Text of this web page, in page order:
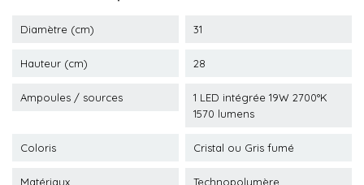
Diamètre (cm) 31
Hauteur (cm) 28
Ampoules / sources
1 LED intégrée 19W 2700°K
1570 lumens
Coloris Cristal ou Gris fumé
Matériaux Technopolymère